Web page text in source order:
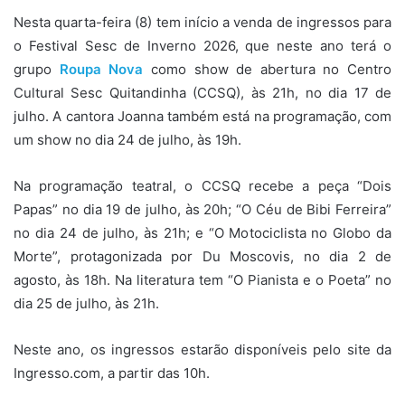
Nesta quarta-feira (8) tem início a venda de ingressos para
o Festival Sesc de Inverno 2026, que neste ano terá o
grupo Roupa Nova como show de abertura no Centro
Cultural Sesc Quitandinha (CCSQ), às 21h, no dia 17 de
julho. A cantora Joanna também está na programação, com
um show no dia 24 de julho, às 19h.
Na programação teatral, o CCSQ recebe a peça “Dois
Papas” no dia 19 de julho, às 20h; “O Céu de Bibi Ferreira”
no dia 24 de julho, às 21h; e “O Motociclista no Globo da
Morte”, protagonizada por Du Moscovis, no dia 2 de
agosto, às 18h. Na literatura tem “O Pianista e o Poeta” no
dia 25 de julho, às 21h.
Neste ano, os ingressos estarão disponíveis pelo site da
Ingresso.com, a partir das 10h.